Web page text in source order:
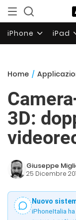
iPhone iPad
Home /
3D:
Giuseppe
25 Dicembre
Nuovo
iPhoneItalia